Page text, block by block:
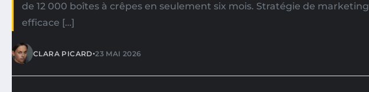
de 12 000 boîtes à crêpes en seulement six mois. Stratégie de marketing
efficace […]
CLARA PICARD•23 MAI 2026